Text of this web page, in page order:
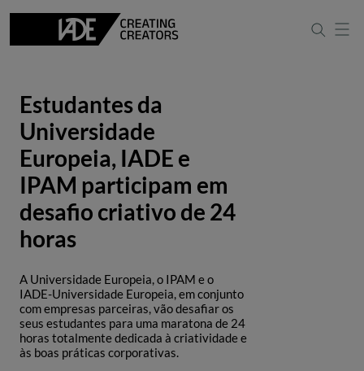
Estudantes da
Universidade
Europeia, IADE e
IPAM participam em
desafio criativo de 24
horas
A Universidade Europeia, o IPAM e o
IADE-Universidade Europeia, em conjunto
com empresas parceiras, vão desafiar os
seus estudantes para uma maratona de 24
horas totalmente dedicada à criatividade e
às boas práticas corporativas.